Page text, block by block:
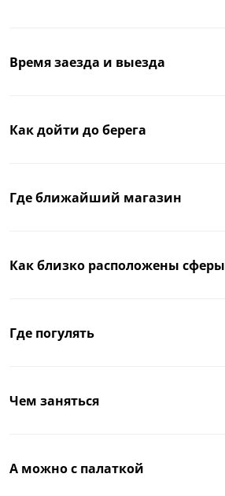
Время заезда и выезда
Как дойти до берега
Где ближайший магазин
Как близко расположены сферы
Где погулять
Чем заняться
А можно с палаткой